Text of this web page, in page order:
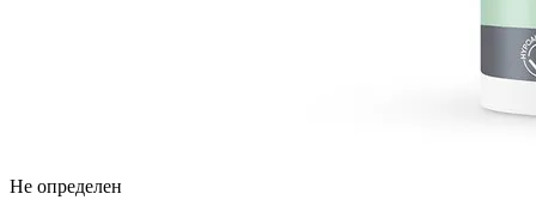
Не определен